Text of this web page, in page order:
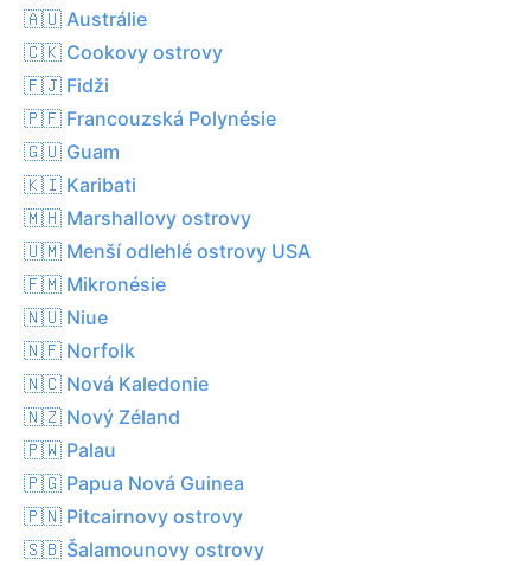
🇦🇺 Austrálie
🇨🇰 Cookovy ostrovy
🇫🇯 Fidži
🇵🇫 Francouzská Polynésie
🇬🇺 Guam
🇰🇮 Karibati
🇲🇭 Marshallovy ostrovy
🇺🇲 Menší odlehlé ostrovy USA
🇫🇲 Mikronésie
🇳🇺 Niue
🇳🇫 Norfolk
🇳🇨 Nová Kaledonie
🇳🇿 Nový Zéland
🇵🇼 Palau
🇵🇬 Papua Nová Guinea
🇵🇳 Pitcairnovy ostrovy
🇸🇧 Šalamounovy ostrovy